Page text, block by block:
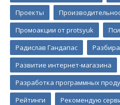
Проекты
Промоакции от protsyuk
Радислав Гандапас
Развитие интернет-магазина
Разработка программных
Рейтинги
Рекомендую